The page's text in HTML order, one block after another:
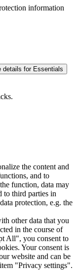
information
details for Essentials
the content and
and to
function, data may
to third parties in
protection, e.g. the
other data that you
in the course of
All", you consent to
Your consent is
website and can be
"Privacy settings".